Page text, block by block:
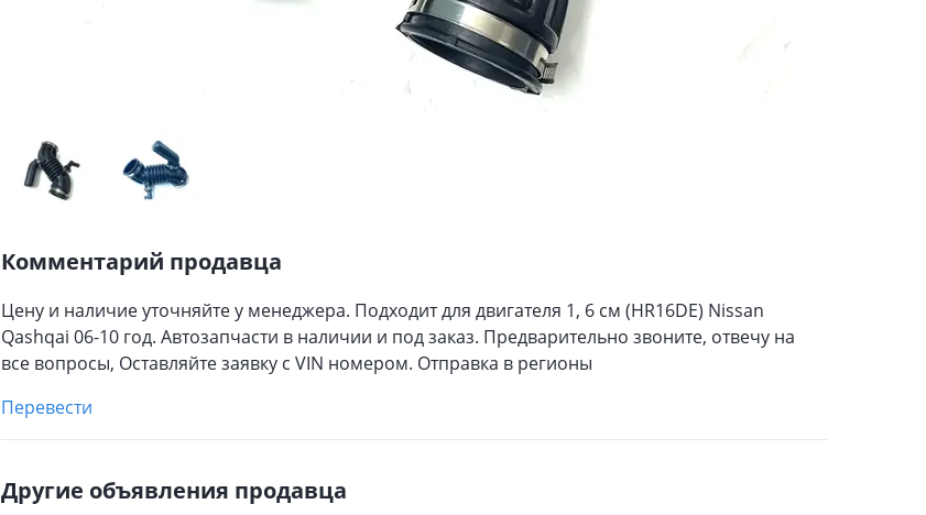
Комментарий продавца
Цену и наличие уточняйте у менеджера. Подходит для двигателя 1, 6 см (HR16DE) Nissan
Qashqai 06-10 год. Автозапчасти в наличии и под заказ. Предварительно звоните, отвечу на
все вопросы, Оставляйте заявку с VIN номером. Отправка в регионы
Перевести
Другие объявления продавца